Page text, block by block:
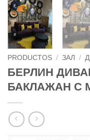
PRODUCTOS / ЗАЛ /
БЕРЛИН
БАКЛАЖАН С